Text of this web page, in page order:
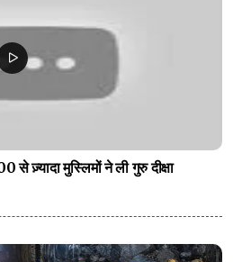
से ज़्यादा मुस्लिमों ने ली गुरु दीक्षा